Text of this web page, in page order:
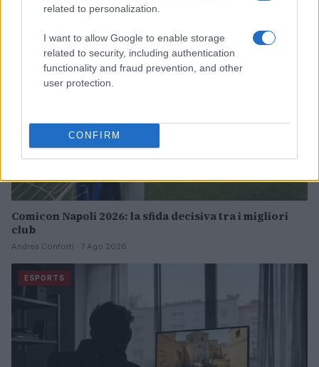
related to personalization.
I want to allow Google to enable storage
related to security, including authentication
functionality and fraud prevention, and other
user protection.
CONFIRM
Comicon Napoli 2026: la sfida decisiva tra i migliori
club
Andrea Conforti · 7 Ago 2026
ESPORTS